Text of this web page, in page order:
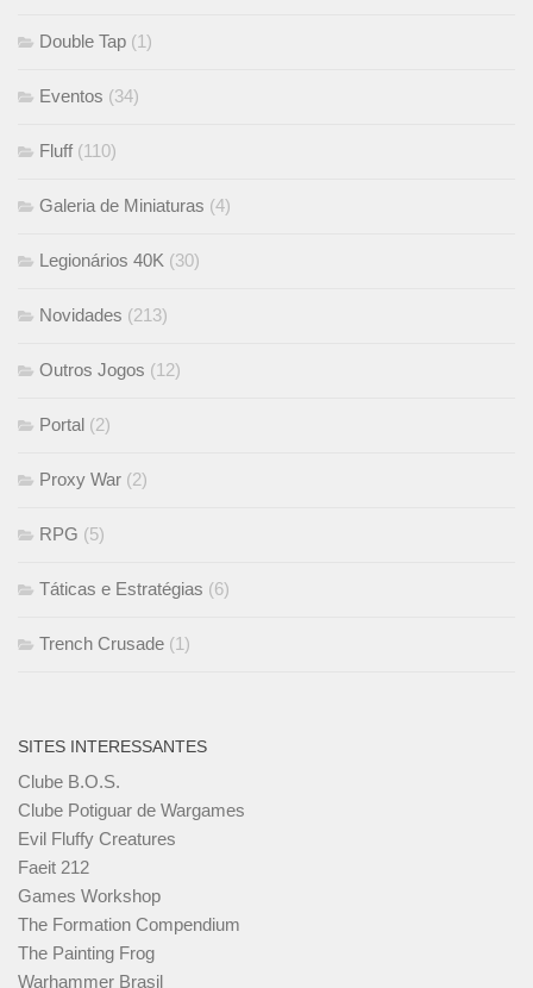
Double Tap (1)
Eventos (34)
Fluff (110)
Galeria de Miniaturas (4)
Legionários 40K (30)
Novidades (213)
Outros Jogos (12)
Portal (2)
Proxy War (2)
RPG (5)
Táticas e Estratégias (6)
Trench Crusade (1)
SITES INTERESSANTES
Clube B.O.S.
Clube Potiguar de Wargames
Evil Fluffy Creatures
Faeit 212
Games Workshop
The Formation Compendium
The Painting Frog
Warhammer Brasil